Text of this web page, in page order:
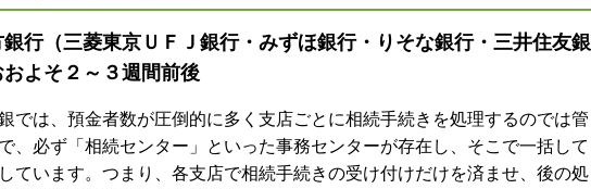
行（三菱東京ＵＦＪ銀行・みずほ銀行・りそな銀行・三井住友銀
よそ２～３週間前後
では、預金者数が圧倒的に多く支店ごとに相続手続きを処理するのでは管
、必ず「相続センター」といった事務センターが存在し、そこで一括して
ています。つまり、各支店で相続手続きの受け付けだけを済ませ、後の処